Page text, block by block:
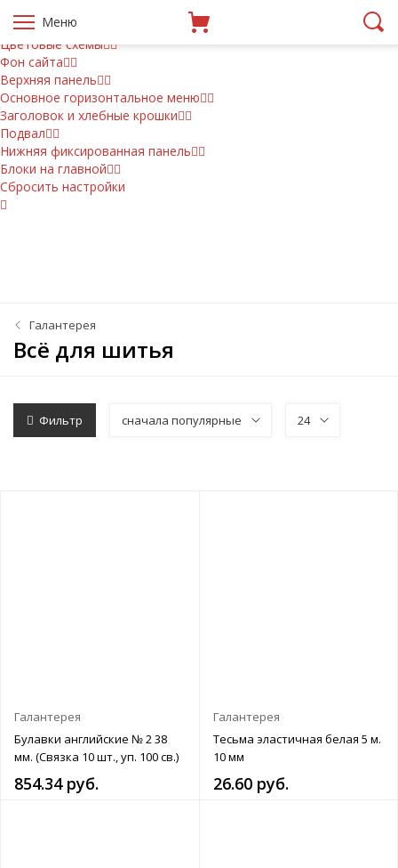
Варианты основных блоков
Цветовые схемы
Фон сайта
Верхняя панель
Основное горизонтальное меню
Заголовок и хлебные крошки
Подвал
Нижняя фиксированная панель
Блоки на главной
Сбросить настройки
Меню
Галантерея
Всё для шитья
Фильтр сначала популярные 24
Галантерея
Булавки английские № 2 38
мм. (Связка 10 шт., уп. 100 св.)
854.34 руб.
Галантерея
Тесьма эластичная белая 5 м.
10 мм
26.60 руб.